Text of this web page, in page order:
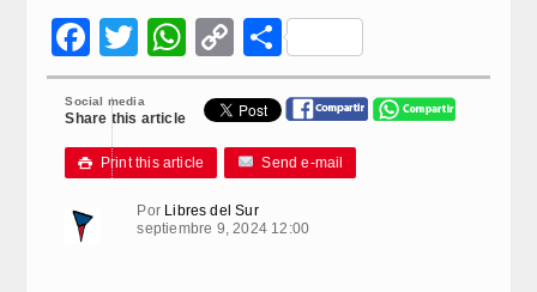
Facebook
Twitter
WhatsApp
Copy
Link
Compartir
Social media
Share this article
 Print this article Send e-mail
Por Libres del Sur
septiembre 9, 2024 12:00